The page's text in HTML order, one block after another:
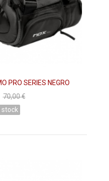
PRO SERIES NEGRO
70,00 €
stock